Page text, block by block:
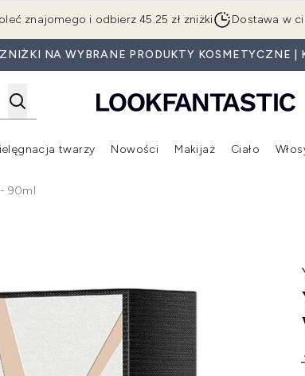
Przejdź do głównej treści
znajomego i odbierz 45.25 zł zniżki Dostawa w
NA WYBRANE PRODUKTY KOSMETYCZNE |
Wejdź do podmenu (Beauty Box)
Wejdź do podmenu (Marki)
twarzy
Wejdź do podmenu (Pielęgnacja
Nowości
Wejdź do
Makijaż Ciało
90ml